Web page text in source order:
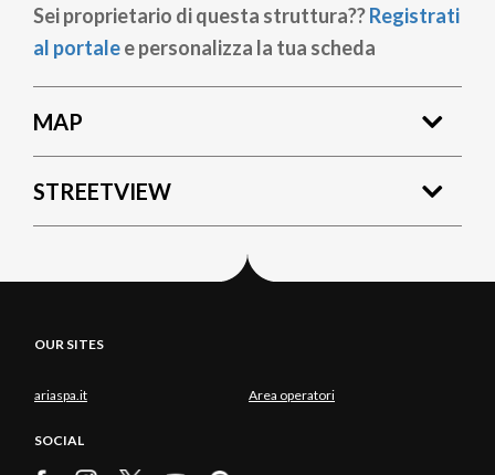
Sei proprietario di questa struttura??Registrati
al portalee personalizza la tua scheda
MAP
STREETVIEW
OUR SITES
ariaspa.it Area operatori
SOCIAL